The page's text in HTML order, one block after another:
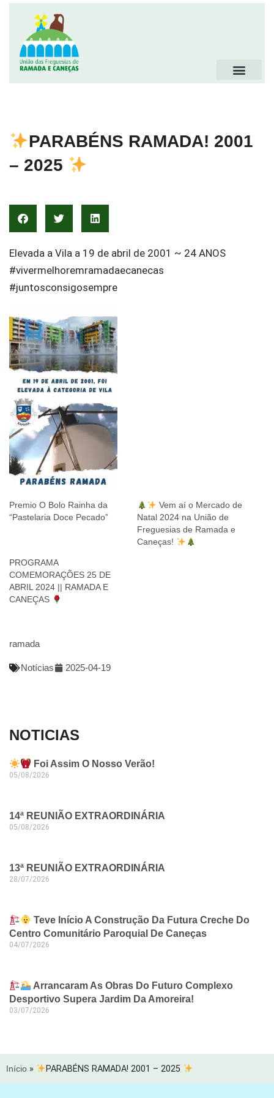
PARABÉNS RAMADA! 2001
– 2025
Elevada a Vila a 19 de abril de 2001 ~ 24 ANOS
#vivermelhoremramadaecanecas
#juntosconsigosempre
Premio O Bolo Rainha da
“Pastelaria Doce Pecado”
Vem aí o Mercado de
Natal 2024 na União de
Freguesias de Ramada e
Caneças!
PROGRAMA
COMEMORAÇÕES 25 DE
ABRIL 2024 || RAMADA E
CANEÇAS
ramada
Notícias 2025-04-19
NOTICIAS
Foi Assim O Nosso Verão!
05/08/2026
14ª REUNIÃO EXTRAORDINÁRIA
05/08/2026
13ª REUNIÃO EXTRAORDINÁRIA
28/07/2026
Teve Início A Construção Da Futura Creche Do
Centro Comunitário Paroquial De Caneças
04/07/2026
Arrancaram As Obras Do Futuro Complexo
Desportivo Supera Jardim Da Amoreira!
03/07/2026
Início » PARABÉNS RAMADA! 2001 – 2025